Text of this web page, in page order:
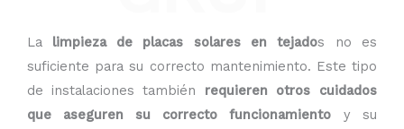
La limpieza de placas solares en tejados no es
suficiente para su correcto mantenimiento. Este tipo
de instalaciones también requieren otros cuidados
que aseguren su correcto funcionamiento y su